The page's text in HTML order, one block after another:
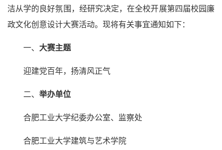
洁从学的良好氛围，经研究决定，在全校开展第四届校园廉
政文化创意设计大赛活动。现将有关事宜通知如下：
一、 大赛主题
迎建党百年，扬清风正气
二、 举办单位
合肥工业大学纪委办公室、监察处
合肥工业大学建筑与艺术学院